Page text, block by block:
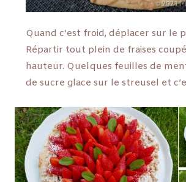
Quand c’est froid, déplacer sur le
Répartir tout plein de fraises
hauteur. Quelques feuilles de
de sucre glace sur le streusel et